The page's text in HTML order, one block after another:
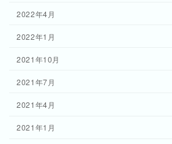
2022年4月
2022年1月
2021年10月
2021年7月
2021年4月
2021年1月